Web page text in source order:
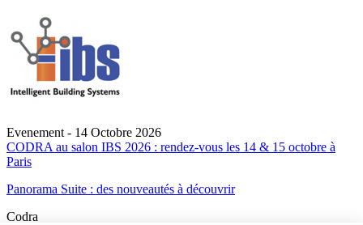
Evenement - 14 Octobre 2026
CODRA au salon IBS 2026 : rendez-vous les 14 & 15 octobre à
Paris
Panorama Suite : des nouveautés à découvrir
Codra